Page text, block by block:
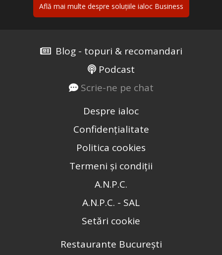
Află mai multe despre soluțiile ialoc Business
Blog - topuri & recomandari
Podcast
Scrie-ne pe chat
Despre ialoc
Confidențialitate
Politica cookies
Termeni și condiții
A.N.P.C.
A.N.P.C. - SAL
Setări cookie
Restaurante București